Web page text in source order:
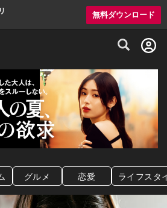
無料ダウンロード
グルメ情報・プレミアムレストラン予約
グルメ 恋愛 ライフスタ